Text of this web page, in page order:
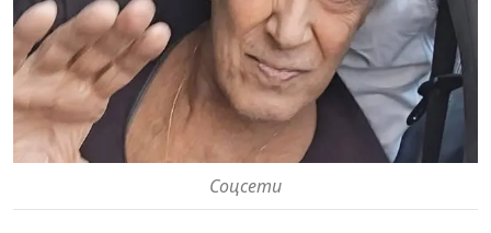
Соцсети